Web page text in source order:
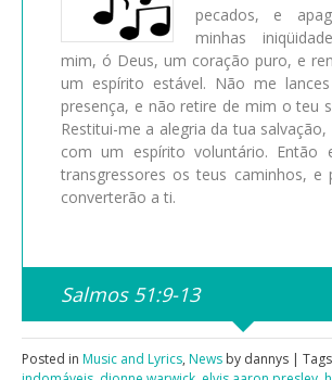
pecados, e
minhas
mim, ó Deus, um coração puro, e
um espírito estável. Não me
presença, e não retire de mim o teu
Restitui-me a alegria da tua
com um espírito voluntário. Então
transgressores os teus caminhos, e
converterão a ti.
Salmos 51:9-13
Posted in Music and Lyrics, News by dannys |